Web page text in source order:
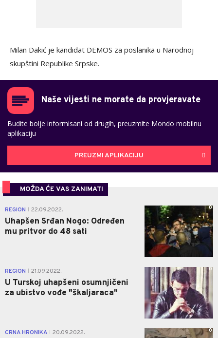
Milan Dakić je kandidat DEMOS za poslanika u Narodnoj
skupštini Republike Srpske.
Naše vijesti ne morate da provjeravate
Budite bolje informisani od drugih, preuzmite Mondo mobilnu
aplikaciju
PREUZMI APLIKACIJU
MOŽDA ĆE VAS ZANIMATI
REGION 22.09.2022.
Uhapšen Srđan Nogo: Određen
mu pritvor do 48 sati
0
REGION 21.09.2022.
U Turskoj uhapšeni osumnjičeni
za ubistvo vođe "škaljaraca"
0
CRNA HRONIKA 20.09.2022. 0